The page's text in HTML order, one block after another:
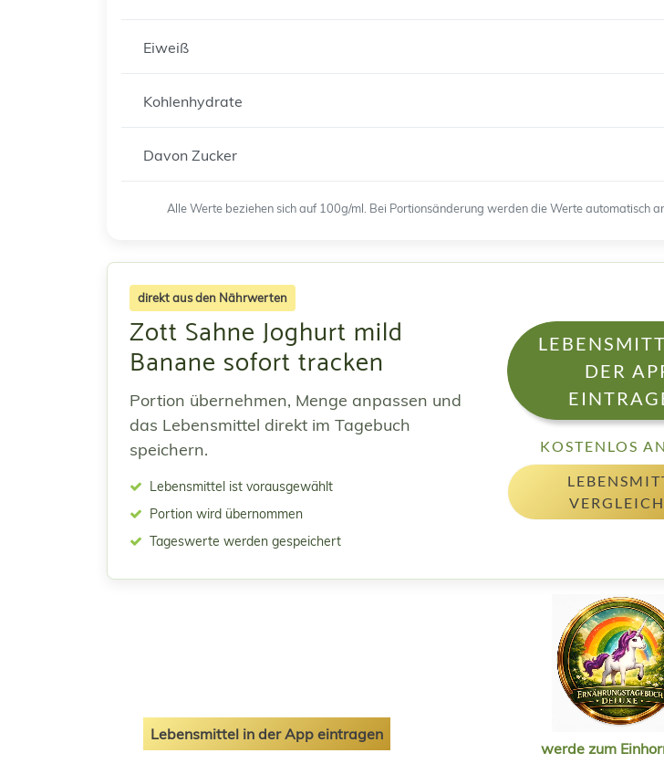
Eiweiß
Kohlenhydrate
Davon Zucker
Alle Werte beziehen sich auf 100g/ml. Bei Portionsänderung werden die Werte automatisch
direkt aus den Nährwerten
Zott Sahne Joghurt mild
Banane sofort tracken
Portion übernehmen, Menge anpassen und
das Lebensmittel direkt im Tagebuch
speichern.
Lebensmittel ist vorausgewählt
Portion wird übernommen
Tageswerte werden gespeichert
DER
KOSTENLOS
Lebensmittel in der App eintragen
werde zum